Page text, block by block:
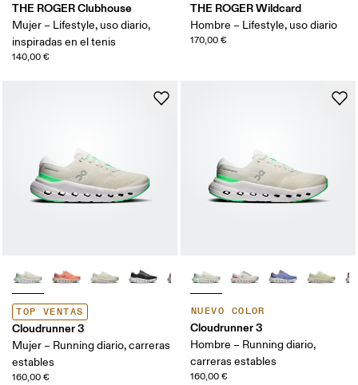
THE ROGER Clubhouse
Mujer – Lifestyle, uso diario,
inspiradas en el tenis
140,00 €
THE ROGER Wildcard
Hombre – Lifestyle, uso diario
170,00 €
TOP VENTAS
Cloudrunner 3
Mujer – Running diario, carreras
estables
160,00 €
NUEVO COLOR
Cloudrunner 3
Hombre – Running diario,
carreras estables
160,00 €